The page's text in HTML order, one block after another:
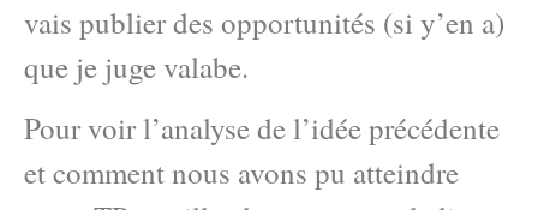
vais publier des opportunités (si y’en a)
que je juge valabe.
Pour voir l’analyse de l’idée précédente
et comment nous avons pu atteindre